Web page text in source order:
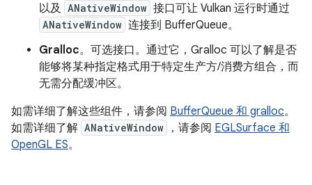
以及
ANativeWindow 接口可让 Vulkan 运行时通过
ANativeWindow 连接到 BufferQueue。
Gralloc。可选接口。通过它，Gralloc 可以了解是否
能够将某种指定格式用于特定生产方/消费方组合，而
无需分配缓冲区。
如需详细了解这些组件，请参阅 BufferQueue 和 gralloc。
如需详细了解 ANativeWindow ，请参阅 EGLSurface 和
OpenGL ES。